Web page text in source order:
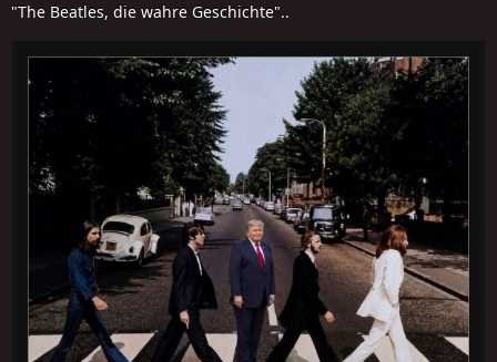
"The Beatles, die wahre Geschichte"..